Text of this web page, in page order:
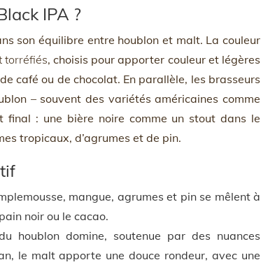
IPA ?
son équilibre entre houblon et malt. La couleur
torréfiés, choisis pour apporter couleur et légères
café ou de chocolat. En parallèle, les brasseurs
– souvent des variétés américaines comme
final : une bière noire comme un stout dans le
tropicaux, d’agrumes et de pin.
mangue, agrumes et pin se mêlent à
noir ou le cacao.
houblon domine, soutenue par des nuances
le malt apporte une douce rondeur, avec une